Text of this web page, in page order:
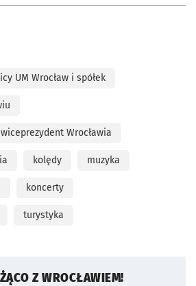
UM Wrocław i spółek
Wrocławia
kolędy muzyka
koncerty
turystyka
Z WROCŁAWIEM!